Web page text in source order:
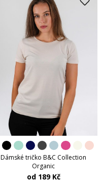
Dámské tričko B&C Collection
Organic
od 189 Kč